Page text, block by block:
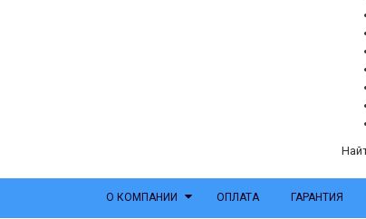
О КОМПАНИИ ОПЛАТА ГАРАНТИЯ